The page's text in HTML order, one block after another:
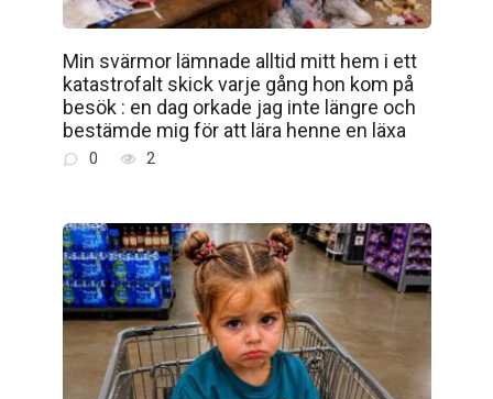
Min svärmor lämnade alltid mitt hem i ett
katastrofalt skick varje gång hon kom på
besök : en dag orkade jag inte längre och
bestämde mig för att lära henne en läxa
0 2